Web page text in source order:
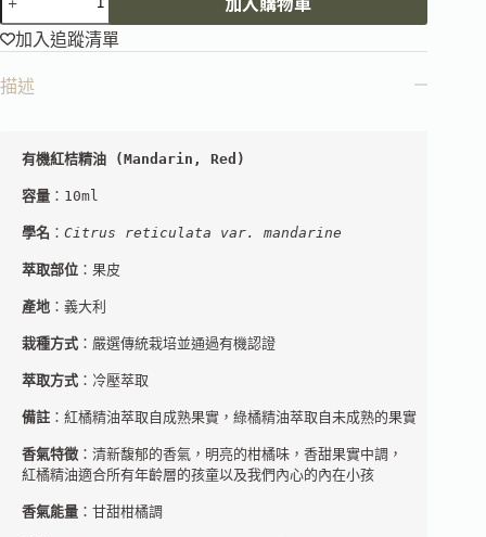
加入追蹤清單
描述
有機紅桔精油 (Mandarin, Red)
容量 ：10ml
學名 ： Citrus reticulata var. mandarine
萃取部位 ：果皮
產地 ：義大利
栽種方式 ：嚴選傳統栽培並通過有機認證
萃取方式 ：冷壓萃取
備註 ：紅橘精油萃取自成熟果實，綠橘精油萃取自未成熟的果實
香氣特徵 ：清新馥郁的香氣，明亮的柑橘味，香甜果實中調，
紅橘精油適合所有年齡層的孩童以及我們內心的內在小孩
香氣能量 ：甘甜柑橘調